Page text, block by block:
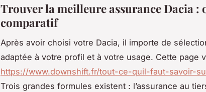
Trouver la meilleure assurance Dacia :
comparatif
Après avoir choisi votre Dacia, il importe de
adaptée à votre profil et à votre usage. Cette page
https://www.downshift.fr/tout-ce-quil-faut-savoir-
Trois grandes formules existent : l’assurance au